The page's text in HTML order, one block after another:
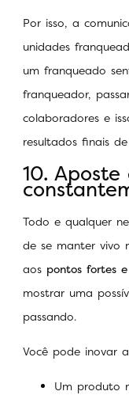
Por isso, a
unidades
um franqueado
franqueador,
colaboradores e
resultados finais
10.
Todo e qualquer
de se manter vivo
aos pontos fortes
mostrar uma
passando.
Você pode inovar
Um produto